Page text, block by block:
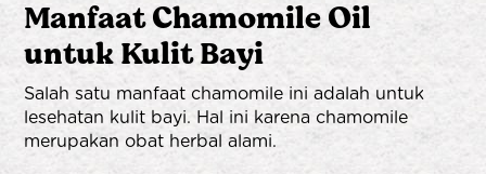
Manfaat Chamomile Oil
untuk Kulit Bayi
Salah satu manfaat chamomile ini adalah untuk
lesehatan kulit bayi. Hal ini karena chamomile
merupakan obat herbal alami.